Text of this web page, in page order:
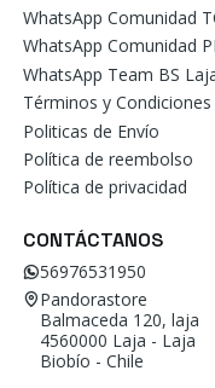
WhatsApp Comunidad
WhatsApp Comunidad
WhatsApp Team BS
Términos y Condiciones
Politicas de Envío
Política de reembolso
Política de privacidad
CONTÁCTANOS
56976531950
Pandorastore
Balmaceda 120, laja
4560000 Laja - Laja
Biobío - Chile